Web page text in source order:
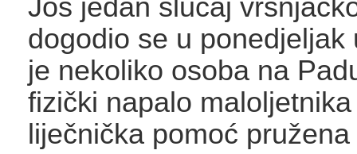
Još jedan slučaj
dogodio se u ponedjeljak
je nekoliko osoba na
fizički napalo
liječnička pomoć